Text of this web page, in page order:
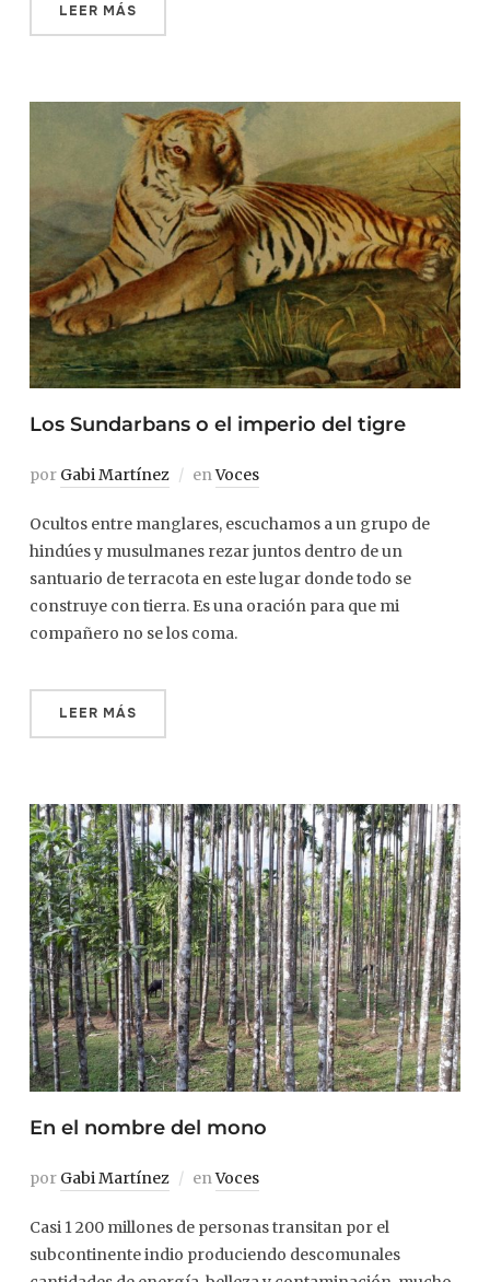
LEER MÁS
Los Sundarbans o el imperio del tigre
por Gabi Martínez enVoces
Ocultos entre manglares, escuchamos a un grupo de
hindúes y musulmanes rezar juntos dentro de un
santuario de terracota en este lugar donde todo se
construye con tierra. Es una oración para que mi
compañero no se los coma.
LEER MÁS
En el nombre del mono
por Gabi Martínez enVoces
Casi 1 200 millones de personas transitan por el
subcontinente indio produciendo descomunales